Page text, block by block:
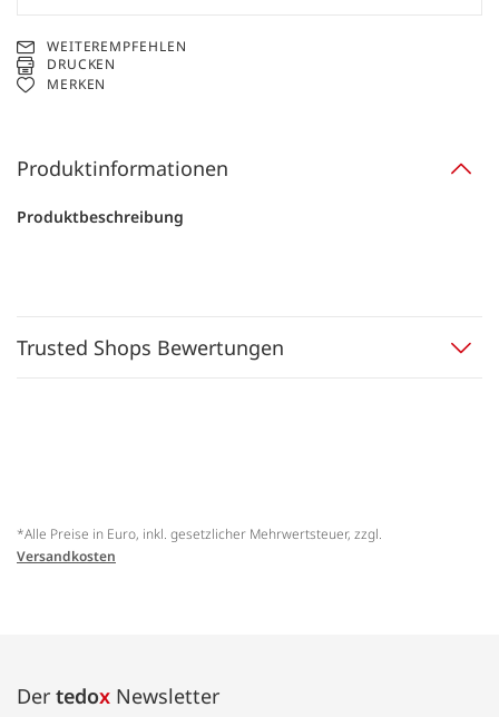
WEITEREMPFEHLEN
DRUCKEN
MERKEN
Produktinformationen
Produktbeschreibung
Trusted Shops Bewertungen
*Alle Preise in Euro, inkl. gesetzlicher Mehrwertsteuer, zzgl.
Versandkosten
Der tedox Newsletter